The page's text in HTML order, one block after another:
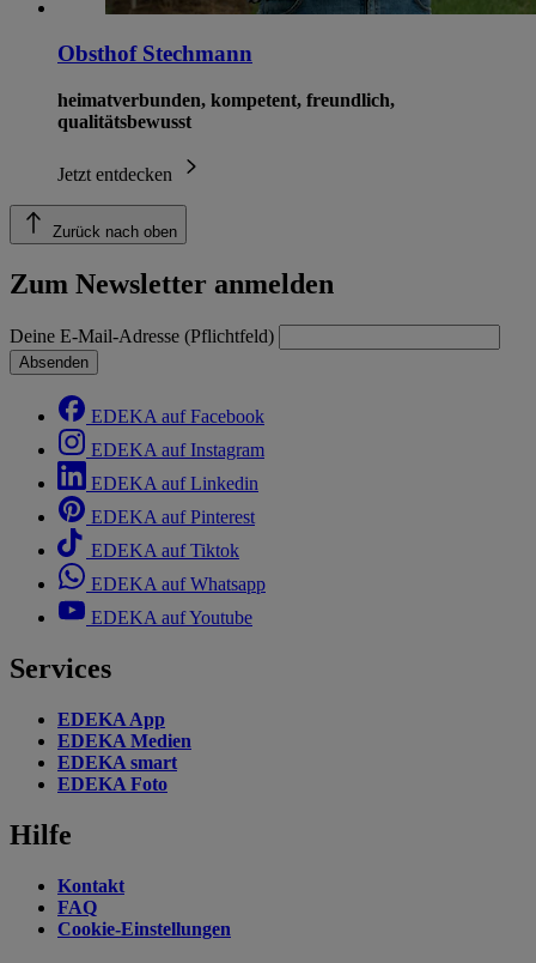
Obsthof Stechmann
heimatverbunden, kompetent, freundlich,
qualitätsbewusst
Jetzt entdecken
Zurück nach oben
Zum Newsletter anmelden
Deine E-Mail-Adresse (Pflichtfeld)
Absenden
EDEKA auf Facebook
EDEKA auf Instagram
EDEKA auf Linkedin
EDEKA auf Pinterest
EDEKA auf Tiktok
EDEKA auf Whatsapp
EDEKA auf Youtube
Services
EDEKA App
EDEKA Medien
EDEKA smart
EDEKA Foto
Hilfe
Kontakt
FAQ
Cookie-Einstellungen